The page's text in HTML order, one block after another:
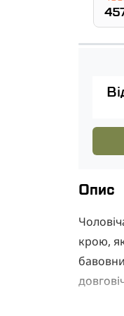
Опис
крою,